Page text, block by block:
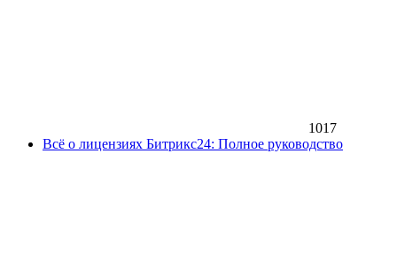
1017
Всё о лицензиях Битрикс24: Полное руководство